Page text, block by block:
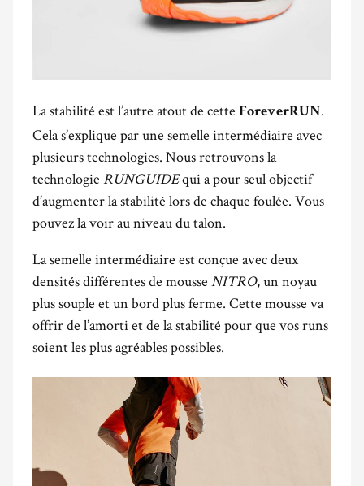
La stabilité est l’autre atout de cette ForeverRUN.
Cela s’explique par une semelle intermédiaire avec
plusieurs technologies. Nous retrouvons la
technologie RUNGUIDEqui a pour seul objectif
d’augmenter la stabilité lors de chaque foulée. Vous
pouvez la voir au niveau du talon.
La semelle intermédiaire est conçue avec deux
densités différentes de mousse NITRO, un noyau
plus souple et un bord plus ferme. Cette mousse va
offrir de l’amorti et de la stabilité pour que vos runs
soient les plus agréables possibles.